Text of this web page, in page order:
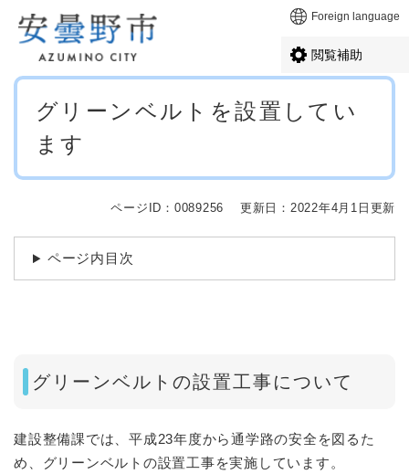
メニューを飛ばして本文へ Foreign language
閲覧補助
本
グリーンベルトを設置してい
ます
ページID：0089256 更新日：2022年4月1日更新
ページ内目次
グリーンベルトの設置工事について
建設整備課では、平成23年度から通学路の安全を図るた
め、グリーンベルトの設置工事を実施しています。